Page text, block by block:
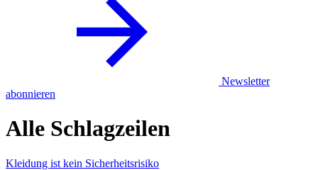
Newsletter
abonnieren
Alle Schlagzeilen
Kleidung ist kein Sicherheitsrisiko